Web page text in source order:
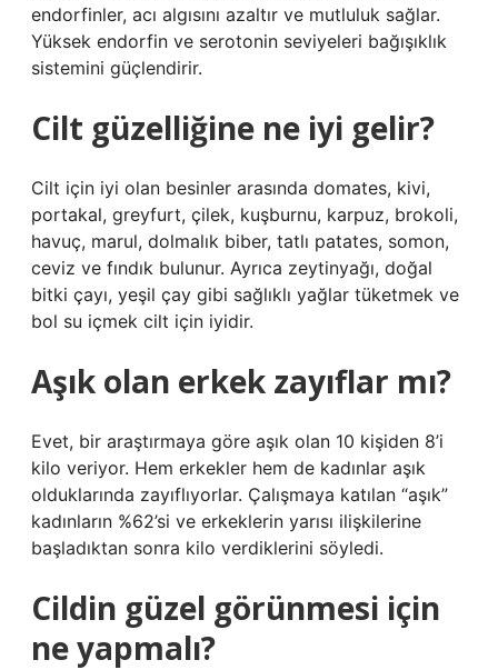
endorfinler, acı algısını azaltır ve mutluluk sağlar.
Yüksek endorfin ve serotonin seviyeleri bağışıklık
sistemini güçlendirir.
Cilt güzelliğine ne iyi gelir?
Cilt için iyi olan besinler arasında domates, kivi,
portakal, greyfurt, çilek, kuşburnu, karpuz, brokoli,
havuç, marul, dolmalık biber, tatlı patates, somon,
ceviz ve fındık bulunur. Ayrıca zeytinyağı, doğal
bitki çayı, yeşil çay gibi sağlıklı yağlar tüketmek ve
bol su içmek cilt için iyidir.
Aşık olan erkek zayıflar mı?
Evet, bir araştırmaya göre aşık olan 10 kişiden 8’i
kilo veriyor. Hem erkekler hem de kadınlar aşık
olduklarında zayıflıyorlar. Çalışmaya katılan “aşık”
kadınların %62’si ve erkeklerin yarısı ilişkilerine
başladıktan sonra kilo verdiklerini söyledi.
Cildin güzel görünmesi için
ne yapmalı?